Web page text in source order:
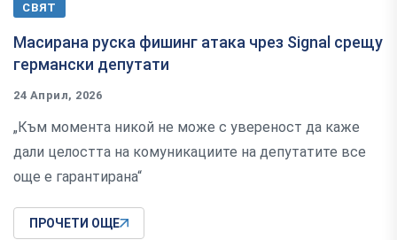
СВЯТ
Масирана руска фишинг атака чрез Signal срещу
германски депутати
24 Април, 2026
„Към момента никой не може с увереност да каже
дали целостта на комуникациите на депутатите все
още е гарантирана“
ПРОЧЕТИ ОЩЕ